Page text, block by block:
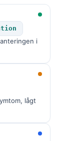
i
lågt